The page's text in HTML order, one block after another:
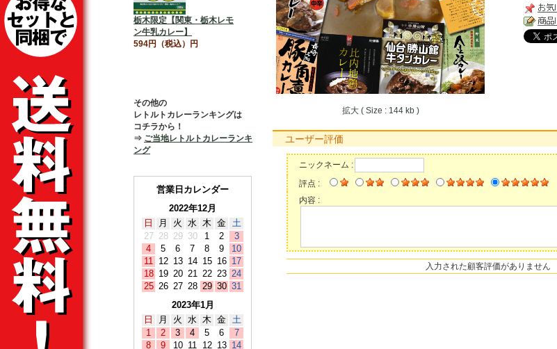
栃木限定【関東・栃木レモ
ン牛乳カレー】
594円（税込）円
その他の
レトルトカレーランキングは
コチラから！
⇒ ご当地レトルトカレーランキ
ング
営業日カレンダー
2022年12月
日
月 火 水 木 金 土
27 28 29 30 1 2
3
4
5 6 7 8 9
10
11 12 13 14 15 16 17
18 19 20 21 22 23 24
25 26 27 28 29 30 31
2023年1月
日
月 火 水 木 金 土
1
2 3 4 5 6
7
8
9 10 11 12 13 14
拡大 ( Size : 144 kb )
ユーザー評価
ニックネーム :
評点 :
内容 :
入力された顧客評価がありません